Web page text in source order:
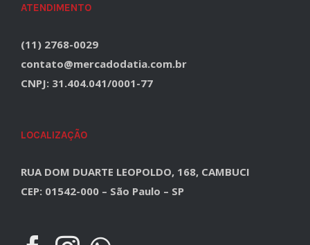
ATENDIMENTO
(11) 2768-0029
contato@mercadodatia.com.br
CNPJ: 31.404.041/0001-77
LOCALIZAÇÃO
RUA DOM DUARTE LEOPOLDO, 168, CAMBUCI
CEP: 01542-000 – São Paulo – SP